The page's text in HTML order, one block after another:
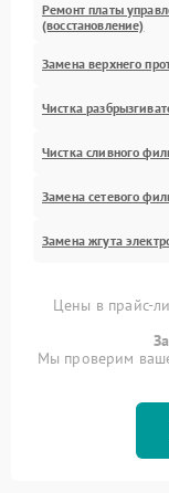
Ремонт платы
(восстановление)
Замена верхнего
Чистка
Чистка сливного
Замена сетевого
Замена жгута
Цены в прайс-
Мы проверим